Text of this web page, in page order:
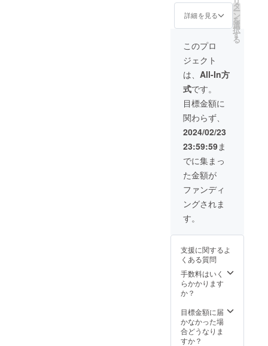
致しま
す。 ■
荷日よ
り冷凍
保存で
30日
城市高
木町
6316番
(朝霧の
里みや
こん
じょ敷
地内) 電
話：
0986-
38-
1129 発
送の際
は『ト
レーに
入った
状態』
を各種
化粧箱
に梱包
致しま
す。 ■
荷日よ
保存で
30日
詳細を見る
タ
ー
ン
を
選
択
す
る
このプロ
ジェクト
は、 All-In方
式です。
目標金額に
関わらず、
2024/02/23
23:59:59ま
でに集まっ
た金額が
ファンディ
ングされま
す。
支援に関するよ
くある質問
手数料はいく
らかかります
か？
目標金額に届
かなかった場
合どうなりま
すか？